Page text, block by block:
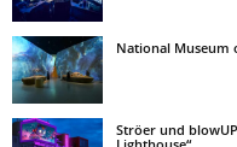
National Museum
Ströer und